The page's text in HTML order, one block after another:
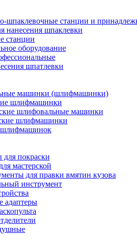
шпаклевочные станции и
нанесения шпаклевки
станции
оборудование
шпатлевки
машинки (шлифмашинки)
шлифмашинки
шлифовальные машинки
шлифмашинки
шлифмашинок
для покраски
мастерской
для правки вмятин кузова
инструмент
адаптеры